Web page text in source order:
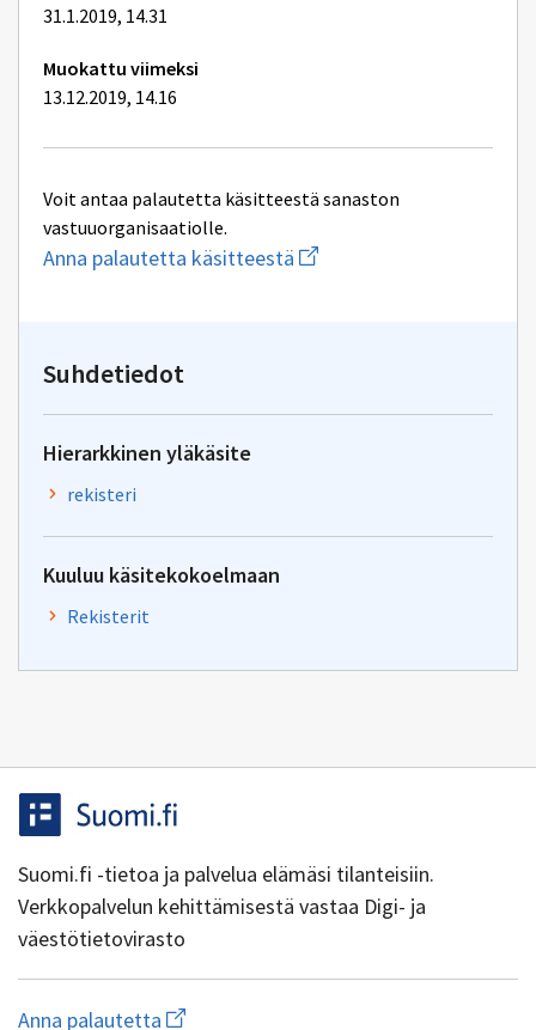
31.1.2019, 14.31
Muokattu viimeksi
13.12.2019, 14.16
Voit antaa palautetta käsitteestä sanaston
vastuuorganisaatiolle.
Anna palautetta käsitteestä Aloita
uuden
Suhdetiedot
Hierarkkinen yläkäsite
rekisteri
Kuuluu käsitekokoelmaan
Rekisterit
Suomi.fi -tietoa ja palvelua elämäsi tilanteisiin.
Verkkopalvelun kehittämisestä vastaa Digi- ja
väestötietovirasto
Anna palautetta Aloita